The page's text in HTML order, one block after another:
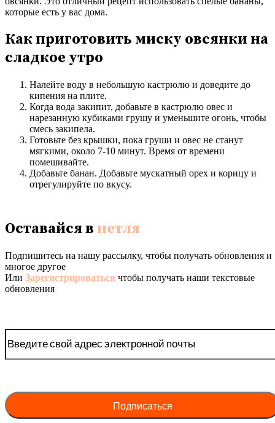
которые есть у вас дома.
Как приготовить миску овсянки на
сладкое утро
Налейте воду в небольшую кастрюлю и доведите до
кипения на плите.
Когда вода закипит, добавьте в кастрюлю овес и
нарезанную кубиками грушу и уменьшите огонь, чтобы
смесь закипела.
Готовьте без крышки, пока груши и овес не станут
мягкими, около 7-10 минут. Время от времени
помешивайте.
Добавьте банан. Добавьте мускатный орех и корицу и
отрегулируйте по вкусу.
Оставайся в петля
Подпишитесь на нашу рассылку, чтобы получать обновления и
многое другое
Или Зарегистрироваться чтобы получать наши текстовые
обновления